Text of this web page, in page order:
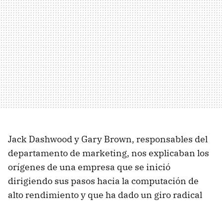
Jack Dashwood y Gary Brown, responsables del
departamento de marketing, nos explicaban los
orígenes de una empresa que se inició
dirigiendo sus pasos hacia la computación de
alto rendimiento y que ha dado un giro radical